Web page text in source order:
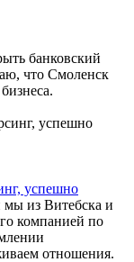
банковский
что Смоленск
успешно
из Витебска и
компанией по
отношения.